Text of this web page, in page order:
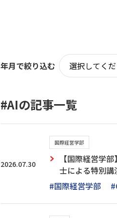
年月で絞り込む
#AIの記事一覧
2026.07.30
国際経営学部
【国際経営学
士による特別
#国際経営学部